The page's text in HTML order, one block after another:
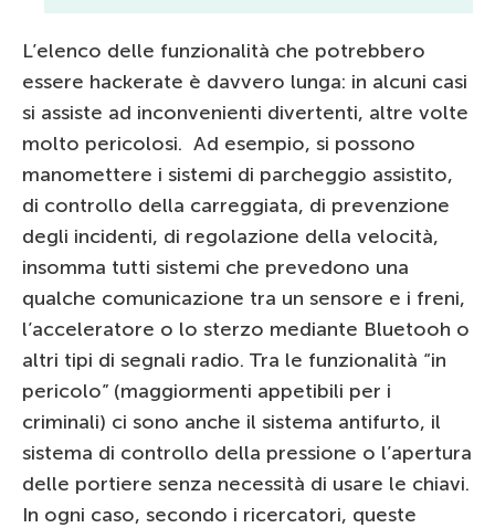
L’elenco delle funzionalità che potrebbero
essere hackerate è davvero lunga: in alcuni casi
si assiste ad inconvenienti divertenti, altre volte
molto pericolosi. Ad esempio, si possono
manomettere i sistemi di parcheggio assistito,
di controllo della carreggiata, di prevenzione
degli incidenti, di regolazione della velocità,
insomma tutti sistemi che prevedono una
qualche comunicazione tra un sensore e i freni,
l’acceleratore o lo sterzo mediante Bluetooh o
altri tipi di segnali radio. Tra le funzionalità “in
pericolo” (maggiormenti appetibili per i
criminali) ci sono anche il sistema antifurto, il
sistema di controllo della pressione o l’apertura
delle portiere senza necessità di usare le chiavi.
In ogni caso, secondo i ricercatori, queste